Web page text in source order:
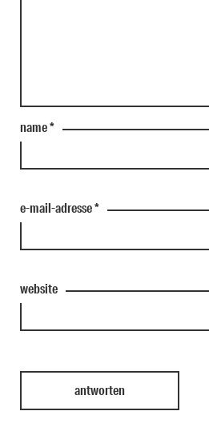
name*
e-mail-adresse*
website